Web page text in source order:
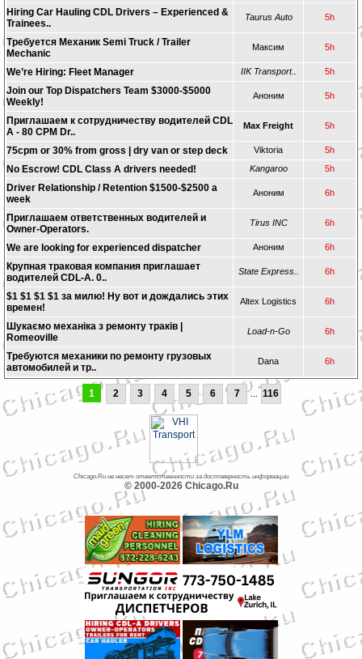
Hiring Car Hauling CDL Drivers – Experienced &
Trainees..
Taurus Auto 5h
Требуется Механик Semi Truck / Trailer
Mechanic
Максим 5h
We’re Hiring: Fleet Manager IIK Transport.. 5h
Join our Top Dispatchers Team $3000-$5000
Weekly!
Аноним 5h
Приглашаем к сотрудничеству водителей CDL
A - 80 CPM Dr..
Max Freight 5h
75cpm or 30% from gross | dry van or step deck Viktoria 5h
No Escrow! CDL Class A drivers needed! Kangaroo 5h
Driver Relationship / Retention $1500-$2500 a
week
Аноним 6h
Приглашаем ответственных водителей и
Owner-Operators.
Tirus INC 6h
We are looking for experienced dispatcher Аноним 6h
Крупная траковая компания приглашает
водителей CDL-A. 0..
State Express.. 6h
$1 $1 $1 $1 за милю! Ну вот и дождались этих
времен!
Altex Logistics 6h
Шукаємо механіка з ремонту траків |
Romeoville
Load-n-Go 6h
Требуются механики по ремонту грузовых
автомобилей и тр..
Dana 6h
1 2 3 4 5 6 7 ... 116
Chicago.Ru не несет ответственности за достоверность информации
© 2000-2026 Chicago.Ru